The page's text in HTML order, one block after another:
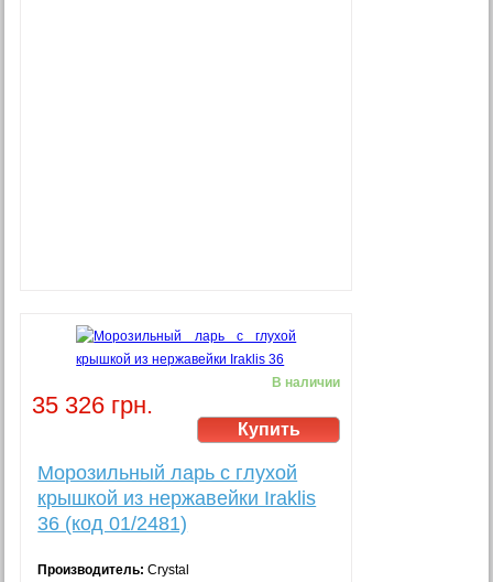
35 326 грн.
В наличии
Морозильный ларь с глухой
крышкой из нержавейки Iraklis
36 (код 01/2481)
Производитель: Crystal